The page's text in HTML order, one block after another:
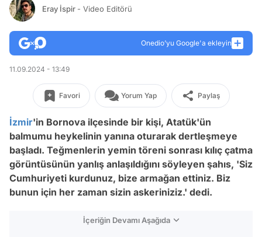
Eray İspir - Video Editörü
Onedio’yu Google'a ekleyin
11.09.2024 - 13:49
Favori Yorum Yap Paylaş
İzmir'in Bornova ilçesinde bir kişi, Atatük'ün
balmumu heykelinin yanına oturarak dertleşmeye
başladı. Teğmenlerin yemin töreni sonrası kılıç çatma
görüntüsünün yanlış anlaşıldığını söyleyen şahıs, 'Siz
Cumhuriyeti kurdunuz, bize armağan ettiniz. Biz
bunun için her zaman sizin askeriniziz.' dedi.
İçeriğin Devamı Aşağıda